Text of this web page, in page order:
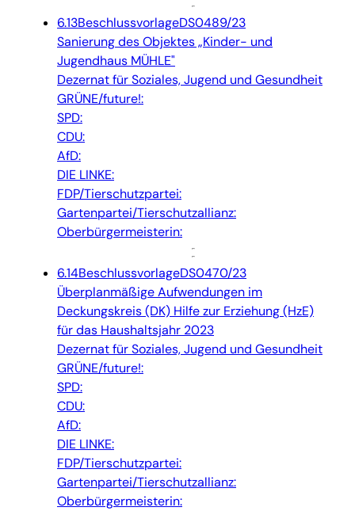
6.13BeschlussvorlageDS0489/23
Sanierung des Objektes „Kinder- und
Jugendhaus MÜHLE"
Dezernat für Soziales, Jugend und Gesundheit
GRÜNE/future!:
SPD:
CDU:
AfD:
DIE LINKE:
FDP/Tierschutzpartei:
Gartenpartei/Tierschutzallianz:
Oberbürgermeisterin:
6.14BeschlussvorlageDS0470/23
Überplanmäßige Aufwendungen im
Deckungskreis (DK) Hilfe zur Erziehung (HzE)
für das Haushaltsjahr 2023
Dezernat für Soziales, Jugend und Gesundheit
GRÜNE/future!:
SPD:
CDU:
AfD:
DIE LINKE:
FDP/Tierschutzpartei:
Gartenpartei/Tierschutzallianz:
Oberbürgermeisterin: